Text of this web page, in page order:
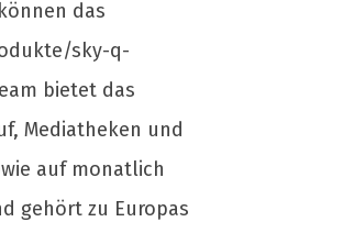
das
sky-q-
bietet das
Mediatheken und
auf monatlich
gehört zu Europas